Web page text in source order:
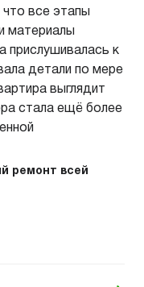
все этапы
материалы
прислушивалась к
детали по мере
выглядит
стала ещё более
ремонт всей